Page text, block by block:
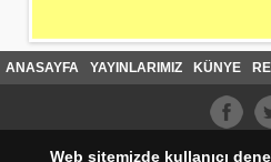
Web sitemizde kullanıcı
ANASAYFA YAYINLARIMIZ KÜNYE